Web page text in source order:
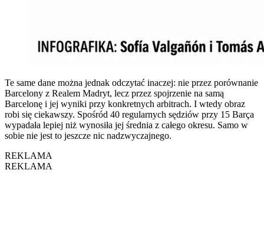
Te same dane można jednak odczytać inaczej: nie przez porównanie
Barcelony z Realem Madryt, lecz przez spojrzenie na samą
Barcelonę i jej wyniki przy konkretnych arbitrach. I wtedy obraz
robi się ciekawszy. Spośród 40 regularnych sędziów przy 15 Barça
wypadała lepiej niż wynosiła jej średnia z całego okresu. Samo w
sobie nie jest to jeszcze nic nadzwyczajnego.
REKLAMA
REKLAMA